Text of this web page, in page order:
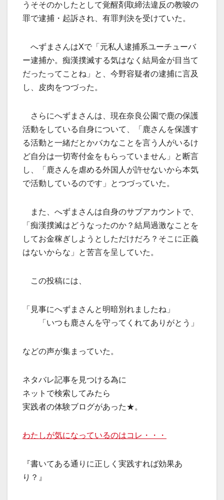
うそそのかしたとして覚醒剤取締法違反の教唆の
罪で逮捕・起訴され、有罪判決を受けていた。
へずまさんはXで「元私人逮捕系ユーチューバ
ー逮捕か。痴漢撲滅する気はなく結局金が目当て
だったってことね」と、今野容疑者の逮捕に言及
し、皮肉をつづった。
さらにへずまさんは、現在奈良公園で鹿の保護
活動をしている自身について、「鹿さんを保護す
る活動と一緒だとかバカなことを言う人がいるけ
ど自分は一切寄付金をもらっていません」と断言
し、「鹿さんを虐める外国人が許せないから本気
で活動しているのです」とつづっていた。
また、へずまさんは自身のサブアカウントで、
「痴漢撲滅はどうなったのか？結局過激なことを
してお金稼ぎしようとしただけだろ？そこに正義
はないからな」と苦言を呈していた。
この投稿には、
「見事にへずまさんと明暗別れましたね」
「いつも鹿さんを守ってくれてありがとう」
などの声が集まっていた。
ネタバレ記事を見つける為に
ネットで検索してみたら
実践者の体験ブログがあった★。
わたしが気になっているのはコレ・・・
『書いてある通りに正しく実践すれば効果あ
り？』